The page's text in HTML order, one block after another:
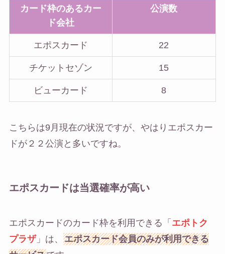
カード枠のあるカー
ド会社
公演数
エポスカード 22
チケットセゾン 15
ビューカード 8
こちらは9月現在の状況ですが、やはりエポスカー
ドが２２公演と多いですね。
エポスカードは当選確率が高い
エポスカードのカード枠を利用できる「 エポトク
プラザ」は、 エポスカード会員のみが利用できる